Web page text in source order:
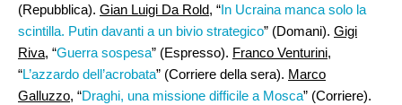
(Repubblica). Gian Luigi Da Rold, “In Ucraina manca solo la
scintilla. Putin davanti a un bivio strategico” (Domani). Gigi
Riva, “Guerra sospesa” (Espresso). Franco Venturini,
“L’azzardo dell’acrobata” (Corriere della sera). Marco
Galluzzo, “Draghi, una missione difficile a Mosca” (Corriere).